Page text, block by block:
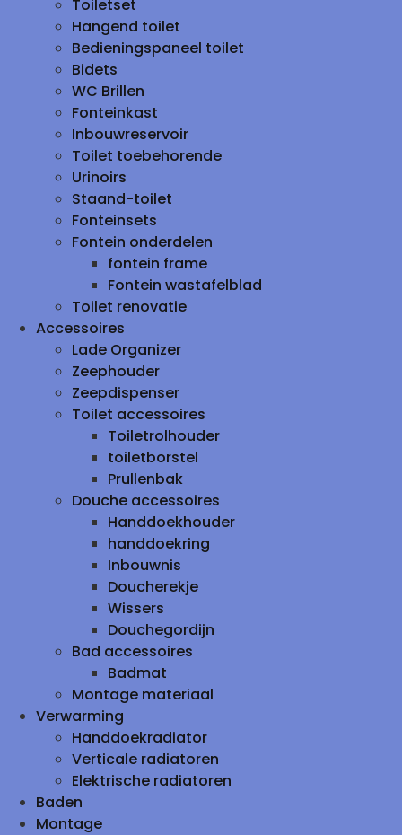
Toiletset
Hangend toilet
Bedieningspaneel toilet
Bidets
WC Brillen
Fonteinkast
Inbouwreservoir
Toilet toebehorende
Urinoirs
Staand-toilet
Fonteinsets
Fontein onderdelen
fontein frame
Fontein wastafelblad
Toilet renovatie
Accessoires
Lade Organizer
Zeephouder
Zeepdispenser
Toilet accessoires
Toiletrolhouder
toiletborstel
Prullenbak
Douche accessoires
Handdoekhouder
handdoekring
Inbouwnis
Doucherekje
Wissers
Douchegordijn
Bad accessoires
Badmat
Montage materiaal
Verwarming
Handdoekradiator
Verticale radiatoren
Elektrische radiatoren
Baden
Montage